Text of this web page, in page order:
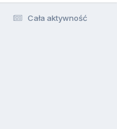
Cała aktywność